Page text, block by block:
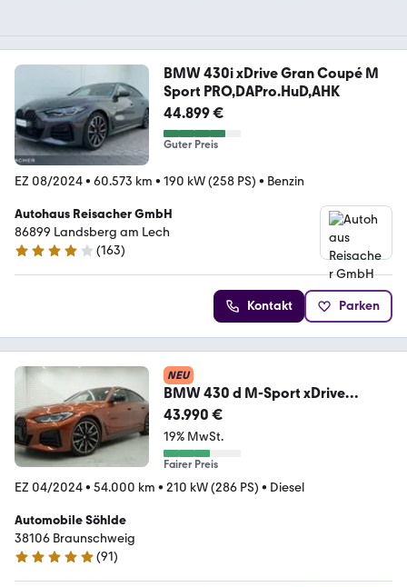
BMW 430i xDrive Gran Coupé M
Sport PRO,DAPro.HuD,AHK
44.899 €
Guter Preis
EZ 08/2024• 60.573 km • 190 kW (258 PS) • Benzin
Autohaus Reisacher GmbH
86899 Landsberg am Lech
4.1 Sterne
(163)
Kontakt Parken
NEU
BMW 430 d M-Sport xDrive
360Kamera/HarmanKardonWide
43.990 €
19% MwSt.
Fairer Preis
EZ 04/2024• 54.000 km • 210 kW (286 PS) • Diesel
Automobile Söhlde
38106 Braunschweig
5 Sterne
(91)